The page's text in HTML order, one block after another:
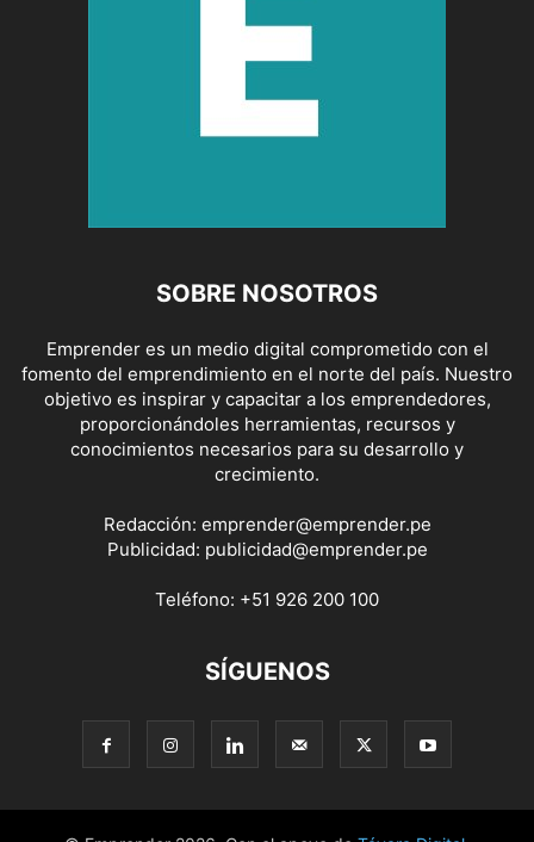
SOBRE NOSOTROS
Emprender es un medio digital comprometido con el
fomento del emprendimiento en el norte del país. Nuestro
objetivo es inspirar y capacitar a los emprendedores,
proporcionándoles herramientas, recursos y
conocimientos necesarios para su desarrollo y
crecimiento.
Redacción: emprender@emprender.pe
Publicidad: publicidad@emprender.pe
Teléfono: +51 926 200 100
SÍGUENOS